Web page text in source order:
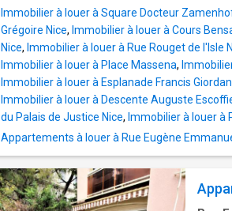
bains
ce
la
MOIS
Immobilier à louer à Square Docteur
Grégoire Nice, Immobilier à louer à Cours
Nice, Immobilier à louer à Rue Rouget de l'Isle
Immobilier à louer à Place Massena,
Immobilier à louer à Esplanade Francis Giordan
Immobilier à louer à Descente Auguste
du Palais de Justice Nice, Immobilier à louer à
Appartements à louer à Rue Eugène